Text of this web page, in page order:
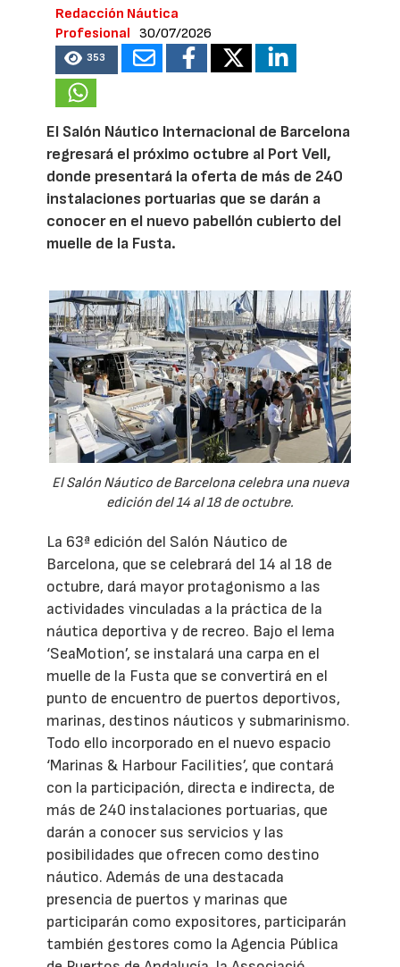
Redacción Náutica
Profesional
30/07/2026
353
El Salón Náutico Internacional de Barcelona
regresará el próximo octubre al Port Vell,
donde presentará la oferta de más de 240
instalaciones portuarias que se darán a
conocer en el nuevo pabellón cubierto del
muelle de la Fusta.
El Salón Náutico de Barcelona celebra una nueva
edición del 14 al 18 de octubre.
La 63ª edición del Salón Náutico de
Barcelona, que se celebrará del 14 al 18 de
octubre, dará mayor protagonismo a las
actividades vinculadas a la práctica de la
náutica deportiva y de recreo. Bajo el lema
‘SeaMotion’, se instalará una carpa en el
muelle de la Fusta que se convertirá en el
punto de encuentro de puertos deportivos,
marinas, destinos náuticos y submarinismo.
Todo ello incorporado en el nuevo espacio
‘Marinas & Harbour Facilities’, que contará
con la participación, directa e indirecta, de
más de 240 instalaciones portuarias, que
darán a conocer sus servicios y las
posibilidades que ofrecen como destino
náutico. Además de una destacada
presencia de puertos y marinas que
participarán como expositores, participarán
también gestores como la Agencia Pública